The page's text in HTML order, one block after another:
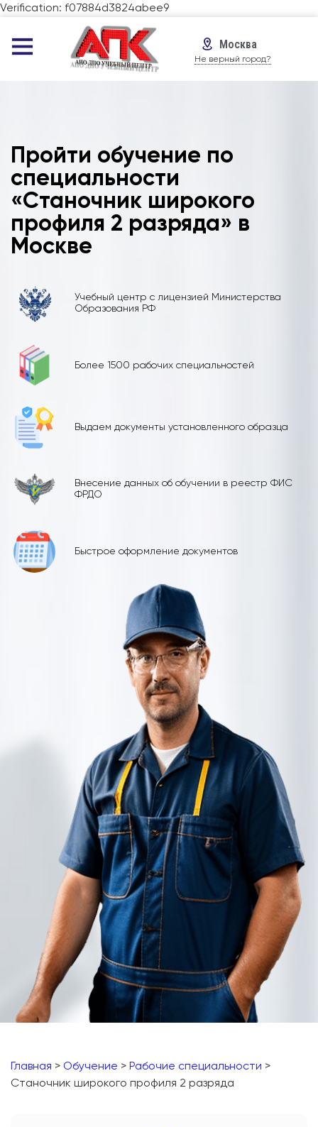
Verification: f07884d3824abee9
Москва
Не верный город?
Пройти обучение по
специальности
«Станочник широкого
профиля 2 разряда» в
Москве
Учебный центр с лицензией Министерства
Образования РФ
Более 1500 рабочих специальностей
Выдаем документы установленного образца
Внесение данных об обучении в реестр ФИС
ФРДО
Быстрое оформление документов
Главная > Обучение > Рабочие специальности >
Станочник широкого профиля 2 разряда